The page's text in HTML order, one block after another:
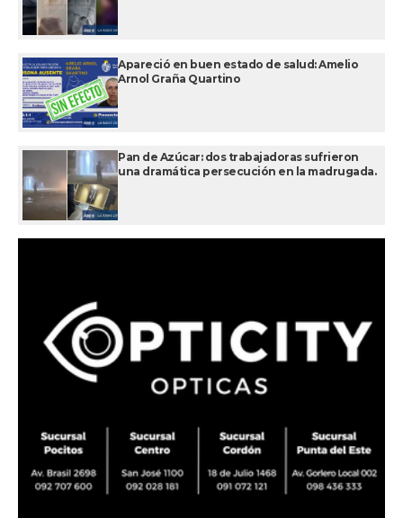
Apareció en buen estado de salud: Amelio
Arnol Graña Quartino
Pan de Azúcar: dos trabajadoras sufrieron
una dramática persecución en la madrugada.